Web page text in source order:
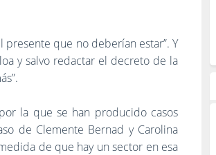
presente que no deberían estar”. Y
y salvo redactar el decreto de la
la que se han producido casos
de Clemente Bernad y Carolina
de que hay un sector en esa